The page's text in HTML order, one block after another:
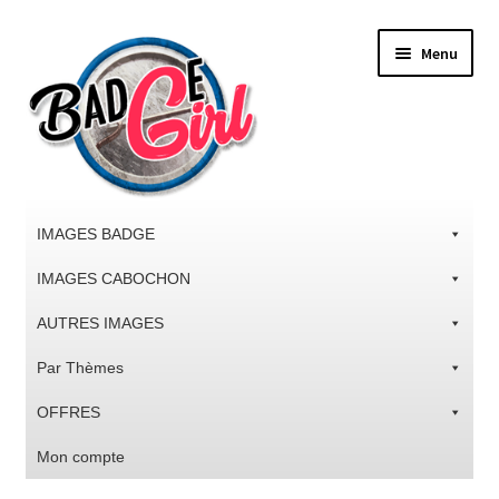
la
navigation
contenu
Menu
IMAGES BADGE
IMAGES CABOCHON
AUTRES IMAGES
Par Thèmes
OFFRES
Mon compte